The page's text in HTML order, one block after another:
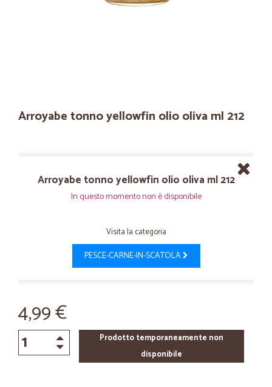
Arroyabe tonno yellowfin olio oliva ml 212
Arroyabe tonno yellowfin olio oliva ml 212
In questo momento non è disponibile
Visita la categoria
PESCE-CARNE-IN-SCATOLA
4,99 €
Prodotto temporaneamente non
disponibile